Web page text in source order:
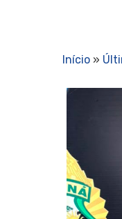
Início »